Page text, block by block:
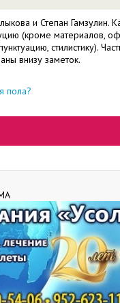
и Степан Гамзулин.
(кроме материалов,
стилистику).
внизу заметок.
пола?